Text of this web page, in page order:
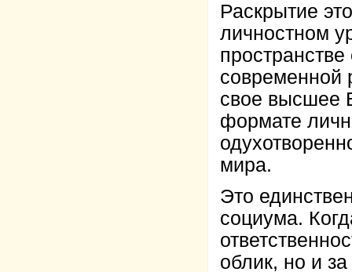
Раскрытие
личностном
современной
свое высшее
формате
мира.
Это
социума.
облик, но и